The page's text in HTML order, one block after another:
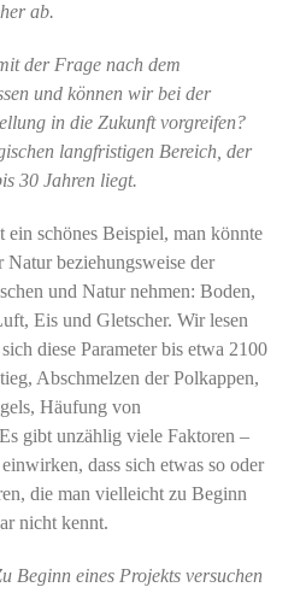
ab.
der Frage nach dem
und können wir bei der
in die Zukunft vorgreifen?
langfristigen Bereich, der
30 Jahren liegt.
ein schönes Beispiel, man könnte
Natur beziehungsweise der
und Natur nehmen: Boden,
Eis und Gletscher. Wir lesen
diese Parameter bis etwa 2100
Abschmelzen der Polkappen,
Häufung von
gibt unzählig viele Faktoren –
dass sich etwas so oder
die man vielleicht zu Beginn
nicht kennt.
Beginn eines Projekts versuchen